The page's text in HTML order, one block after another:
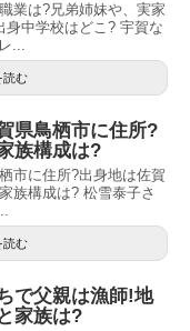
業は?兄弟姉妹や、実家
身中学校はどこ? 宇賀な
...
読む
県鳥栖市に住所?
族構成は?
市に住所?出身地は佐賀
族構成は? 松雪泰子さ
読む
で父親は漁師!地
家族は?